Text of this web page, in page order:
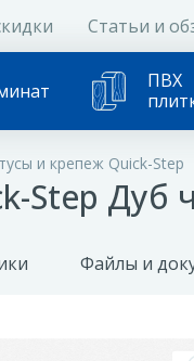
Статьи и
ПВХ
и крепеж Quick-Step
Step Дуб
Файлы и